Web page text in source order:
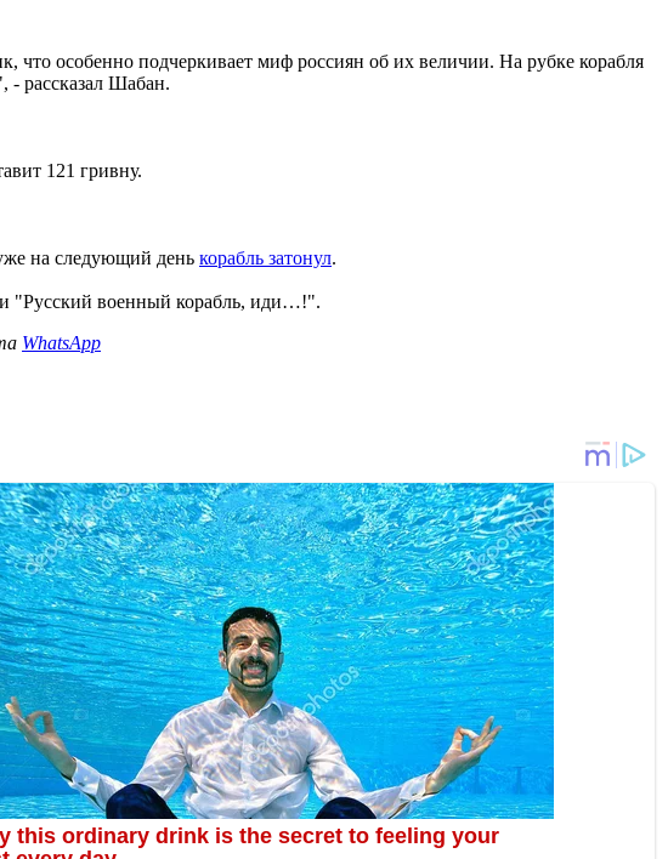
особенно подчеркивает миф россиян об их величии. На рубке корабля
- рассказал Шабан.
121 гривну.
на следующий день корабль затонул.
"Русский военный корабль, иди…!".
WhatsApp